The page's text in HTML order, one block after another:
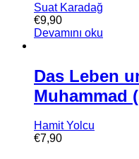
Suat Karadağ
€9,90
Devamını oku
Das Leben
Muhammad
Hamit Yolcu
€7,90